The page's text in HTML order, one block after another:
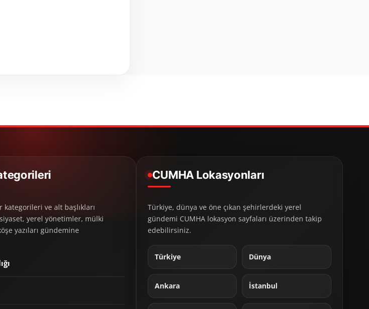
kategorileri ve alt başlıkları
yerel yönetimler, mülki
yazıları gündemine
CUMHA Lokasyonları
Türkiye, dünya ve öne çıkan şehirlerdeki yerel
gündemi CUMHA lokasyon sayfaları üzerinden takip
edebilirsiniz.
Türkiye Dünya
Ankara İstanbul